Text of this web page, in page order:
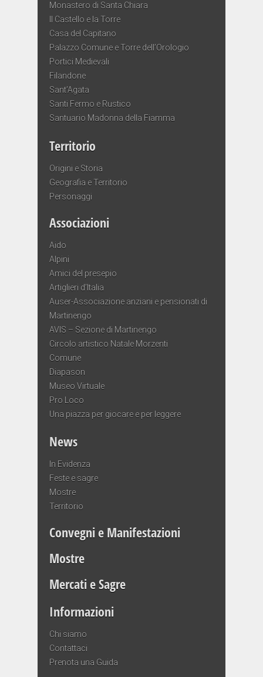
Monastero di Santa Chiara
Il Castello e la Torre
Casa del Capitano
Palazzo Comune e Torre dell’Orologio
Portici Medievali
Filandone
Sant’Agata
Santi Fermo e Rustico
Santuario Madonna della Fiamma
Territorio
Origini e Storia
Geografia e Territorio
Personaggi
Associazioni
Aido
Alpini
Amici del presepio
Artiglieri d’Italia
Auser-Associazione anziani e pensionati di
Martinengo
AVIS – Sezione di Martinengo
Circolo artistico Natale Morzenti
Comune
Diapason
Museo Virtuale
Pro Loco
Una piazza per giocare e per leggere
News
In Evidenza
Feste e sagre
Mostre
Territorio
Convegni e Manifestazioni
Mostre
Mercati e Sagre
Informazioni
Chi siamo
Contattaci
Prenota una Guida